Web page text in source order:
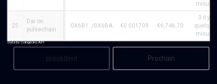
précédent Prochain
25
Dai on
pulsechain
0X6B1../0X6BA.. €0.001709 €6,746.70
3 il y a
Data by Coingecko API